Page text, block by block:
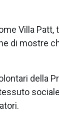
Villa
di mostre
della